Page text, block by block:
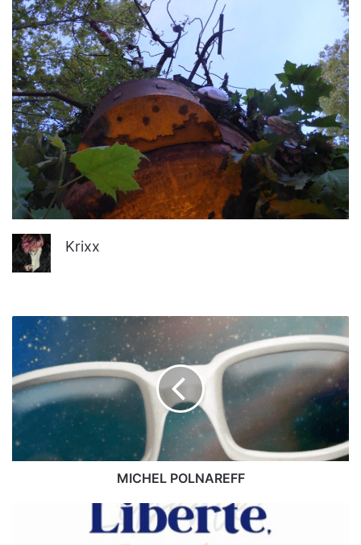
Krixx
MICHEL
POLNAREFF
MICHEL POLNAREFF